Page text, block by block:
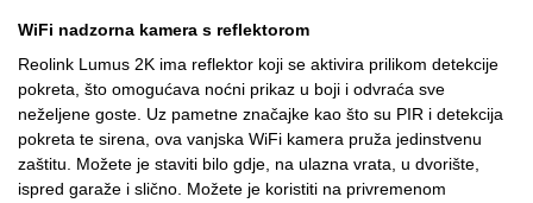
WiFi nadzorna kamera s reflektorom
Reolink Lumus 2K ima reflektor koji se aktivira prilikom detekcije
pokreta, što omogućava noćni prikaz u boji i odvraća sve
neželjene goste. Uz pametne značajke kao što su PIR i detekcija
pokreta te sirena, ova vanjska WiFi kamera pruža jedinstvenu
zaštitu. Možete je staviti bilo gdje, na ulazna vrata, u dvorište,
ispred garaže i slično. Možete je koristiti na privremenom